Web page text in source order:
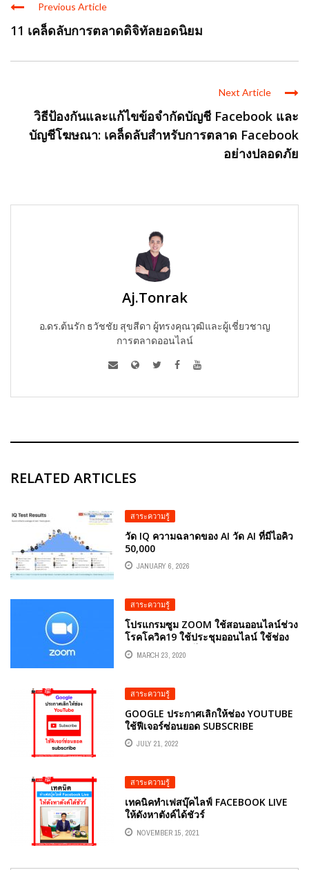
Previous Article
11 เคล็ดลับการตลาดดิจิทัลยอดนิยม
Next Article
วิธีป้องกันและแก้ไขข้อจำกัดบัญชี Facebook และ
บัญชีโฆษณา: เคล็ดลับสำหรับการตลาด Facebook
อย่างปลอดภัย
Aj.Tonrak
อ.ดร.ต้นรัก ธวัชชัย สุขสีดา ผู้ทรงคุณวุฒิและผู้เชี่ยวชาญ
การตลาดออนไลน์
RELATED ARTICLES
สาระความรู้
วัด IQ ความฉลาดของ AI วัด AI ที่มีไอคิว
50,000
JANUARY 6, 2026
สาระความรู้
โปรแกรมซูม ZOOM ใช้สอนออนไลน์ช่วง
โรคโควิค19 ใช้ประชุมออนไลน์ ใช้ช่อง
ทางขายของออนไลน์ พบปะประชุม
ออนไลน์แบบหนีโควิด
MARCH 23, 2020
สาระความรู้
GOOGLE ประกาศเลิกให้ช่อง YOUTUBE
ใช้ฟีเจอร์ซ่อนยอด SUBSCRIBE
JULY 21, 2022
สาระความรู้
เทคนิคทำเฟสบุ๊คไลฟ์ FACEBOOK LIVE
ให้ดังหาตังค์ได้ชัวร์
NOVEMBER 15, 2021